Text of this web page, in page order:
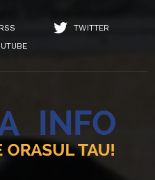
RSS
TWITTER